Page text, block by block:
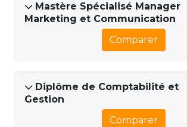
Mastère Spécialisé Manager
Marketing et Communication
Comparer
Diplôme de Comptabilité et
Gestion
Comparer